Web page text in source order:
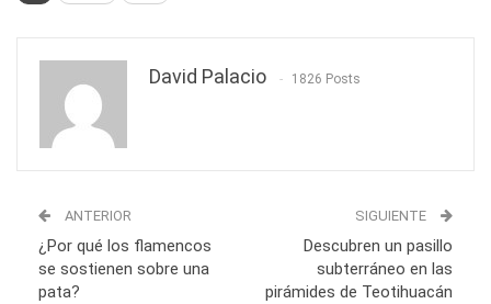
David Palacio 1826 Posts
ANTERIOR
¿Por qué los flamencos
se sostienen sobre una
pata?
SIGUIENTE
Descubren un pasillo
subterráneo en las
pirámides de Teotihuacán